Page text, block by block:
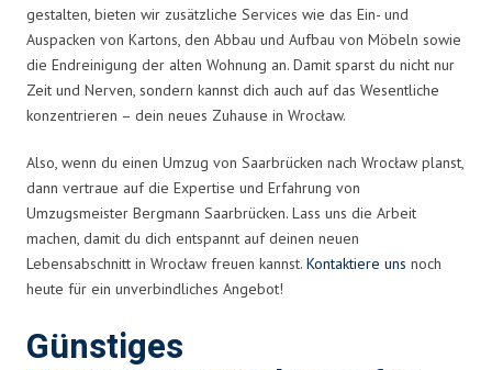
gestalten, bieten wir zusätzliche Services wie das Ein- und
Auspacken von Kartons, den Abbau und Aufbau von Möbeln sowie
die Endreinigung der alten Wohnung an. Damit sparst du nicht nur
Zeit und Nerven, sondern kannst dich auch auf das Wesentliche
konzentrieren – dein neues Zuhause in Wrocław.
Also, wenn du einen Umzug von Saarbrücken nach Wrocław planst,
dann vertraue auf die Expertise und Erfahrung von
Umzugsmeister Bergmann Saarbrücken. Lass uns die Arbeit
machen, damit du dich entspannt auf deinen neuen
Lebensabschnitt in Wrocław freuen kannst. Kontaktiere uns noch
heute für ein unverbindliches Angebot!
Günstiges